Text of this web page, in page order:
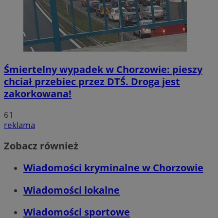
Śmiertelny wypadek w Chorzowie: pieszy
chciał przebiec przez DTŚ. Droga jest
zakorkowana!
61
reklama
Zobacz również
Wiadomości kryminalne w Chorzowie
Wiadomości lokalne
Wiadomości sportowe